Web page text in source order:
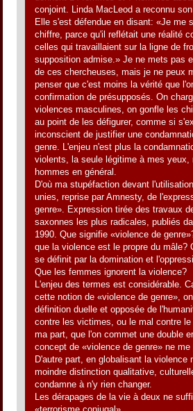
conjoint. Linda MacLeod a reconnu
Elle s'est défendue en disant: «Je me
chiffre, parce qu'il reflétait une réalité
celles qui travaillaient sur la ligne de
supposition admise.» Je ne mets pas
de ces chercheuses, mais je ne peux
penser que c'est moins la vérité que
confirmation de présupposés. On
violences masculines, on gonfle les
au point de les défigurer, comme si
inconscient de justifier une
genre. L'enjeu n'est plus la
violents, la seule légitime à mes yeux,
hommes en général.
D'où ma stupéfaction devant
unies, reprise par Amnesty, de
genre». Expression tirée des travaux
saxonnes les plus radicales, publiés
1990. Que signifie «violence de
que la violence est le propre du mâle?
se définit par la domination et
Que les femmes ignorent la violence?
L'enjeu des termes est considérable.
cette notion de «violence de genre»,
définition duelle et opposée de
contre les victimes, ou le mal contre
ma part, que l'on commet une double
concept de «violence de genre» ne
D'autre part, en globalisant la violence
moindre distinction qualitative,
condamne à n'y rien changer.
Les dérapages de la vie à deux ne